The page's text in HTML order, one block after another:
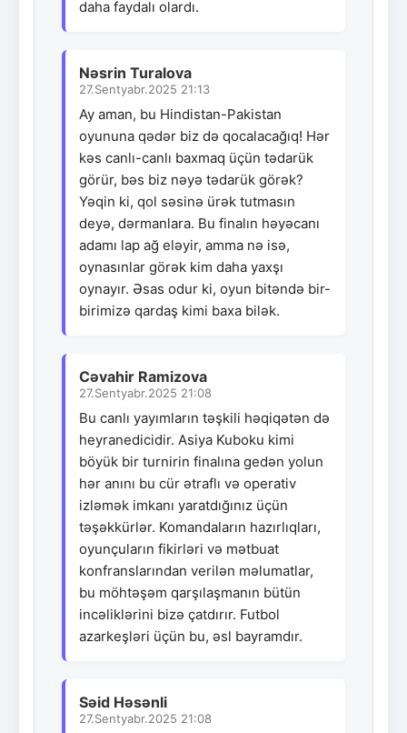
daha faydalı olardı.
Nəsrin Turalova
27.Sentyabr.2025 21:13
Ay aman, bu Hindistan-Pakistan
oyununa qədər biz də qocalacağıq! Hər
kəs canlı-canlı baxmaq üçün tədarük
görür, bəs biz nəyə tədarük görək?
Yəqin ki, qol səsinə ürək tutmasın
deyə, dərmanlara. Bu finalın həyəcanı
adamı lap ağ eləyir, amma nə isə,
oynasınlar görək kim daha yaxşı
oynayır. Əsas odur ki, oyun bitəndə bir-
birimizə qardaş kimi baxa bilək.
Cəvahir Ramizova
27.Sentyabr.2025 21:08
Bu canlı yayımların təşkili həqiqətən də
heyranedicidir. Asiya Kuboku kimi
böyük bir turnirin finalına gedən yolun
hər anını bu cür ətraflı və operativ
izləmək imkanı yaratdığınız üçün
təşəkkürlər. Komandaların hazırlıqları,
oyunçuların fikirləri və mətbuat
konfranslarından verilən məlumatlar,
bu möhtəşəm qarşılaşmanın bütün
incəliklərini bizə çatdırır. Futbol
azarkeşləri üçün bu, əsl bayramdır.
Səid Həsənli
27.Sentyabr.2025 21:08